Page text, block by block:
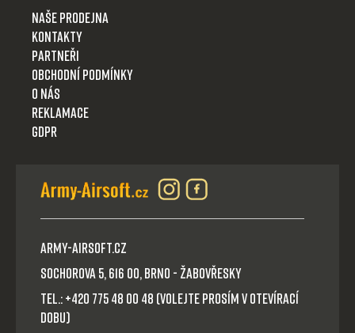
Naše prodejna
Kontakty
Partneři
Obchodní podmínky
O nás
Reklamace
GDPR
Army-Airsoft.cz
Sochorova 5, 616 00, Brno - Žabovřesky
Tel.: +420 775 48 00 48 (volejte prosím v otevírací
dobu)